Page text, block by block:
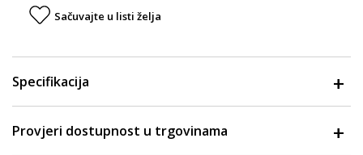
Sačuvajte u listi želja
Specifikacija
Provjeri dostupnost u trgovinama